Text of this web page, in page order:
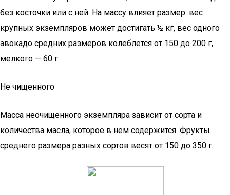
без косточки или с ней. На массу влияет размер: вес
крупных экземпляров может достигать ½ кг, вес одного
авокадо средних размеров колеблется от 150 до 200 г,
мелкого — 60 г.
Не чищенного
Масса неочищенного экземпляра зависит от сорта и
количества масла, которое в нем содержится. Фрукты
среднего размера разных сортов весят от 150 до 350 г.